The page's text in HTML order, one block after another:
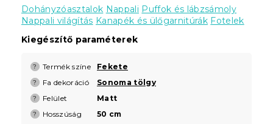
Dohányzóasztalok Nappali Puffok és lábzsámoly
Nappali világítás Kanapék és ülőgarnitúrák Fotelek
Kiegészítő paraméterek
? Termék színe Fekete
? Fa dekoráció Sonoma tölgy
? Felület Matt
? Hosszúság 50 cm